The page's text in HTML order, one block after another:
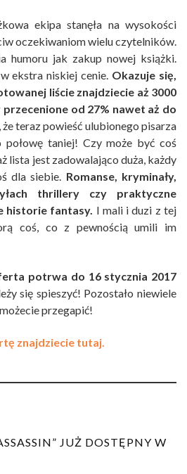
ekipa stanęła na wysokości
oczekiwaniom wielu czytelników.
humoru jak zakup nowej książki.
ekstra niskiej cenie. Okazuje się,
liście znajdziecie aż 3000
od 27% nawet aż do
teraz powieść ulubionego pisarza
połowę taniej! Czy może być coś
lista jest zadowalająco duża, każdy
dla siebie. Romanse, kryminały,
thrillery czy praktyczne
historie fantasy. I mali i duzi z tej
coś, co z pewnością umili im
potrwa do 16 stycznia 2017
się spieszyć! Pozostało niewiele
przegapić!
znajdziecie tutaj.
JUŻ DOSTĘPNY W